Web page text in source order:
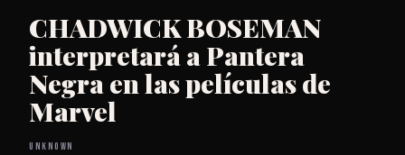
CHADWICK BOSEMAN
interpretará a Pantera
Negra en las películas de
Marvel
Unknown